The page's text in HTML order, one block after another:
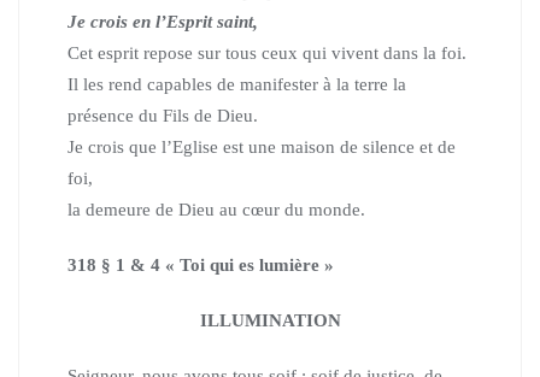
Je crois en l’Esprit saint,
Cet esprit repose sur tous ceux qui vivent dans la foi.
Il les rend capables de manifester à la terre la
présence du Fils de Dieu.
Je crois que l’Eglise est une maison de silence et de
foi,
la demeure de Dieu au cœur du monde.
318 § 1 & 4 « Toi qui es lumière »
ILLUMINATION